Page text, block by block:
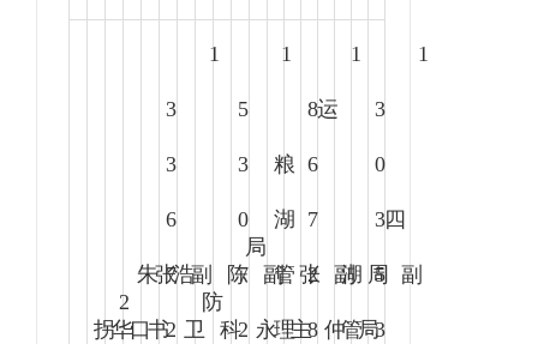
2
朱
拐
张
华
浩
口
副
书
1
3
3
6
7
2
陈
卫
局
防
副
科
1
5
3
0
7
2
张
永
运
粮
湖
管
理
副
主
1
8
6
7
2
8
周
仲
四
湖
管
副
局
1
3
0
3
5
3